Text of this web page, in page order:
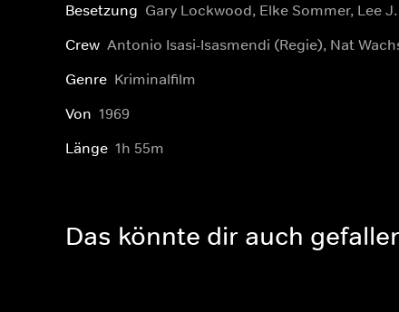
Besetzung Gary Lockwood, Elke Sommer, Lee
Crew Antonio Isasi-Isasmendi (Regie), Nat
Genre Kriminalfilm
Von 1969
Länge 1h 55m
Das könnte dir auch